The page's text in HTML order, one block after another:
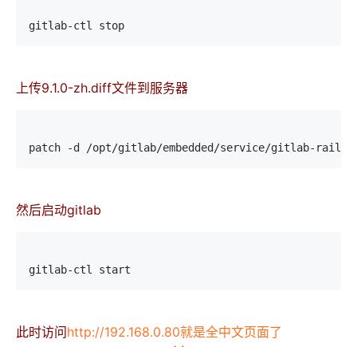
gitlab-ctl stop
上传9.1.0-zh.diff文件到服务器
patch -d /opt/gitlab/embedded/service/gitlab-
然后启动gitlab
gitlab-ctl start
此时访问http://192.168.0.80就是全中文页面了